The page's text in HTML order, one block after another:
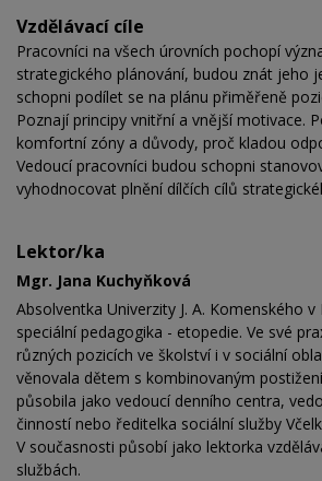
Vzdělávací cíle
Pracovníci na všech úrovních pochopí
strategického plánování, budou znát jeho
schopni podílet se na plánu přiměřeně
Poznají principy vnitřní a vnější motivace.
komfortní zóny a důvody, proč kladou
Vedoucí pracovníci budou schopni
vyhodnocovat plnění dílčích cílů
Lektor/ka
Mgr. Jana Kuchyňková
Absolventka Univerzity J. A. Komenského
speciální pedagogika - etopedie. Ve své
různých pozicích ve školství i v sociální
věnovala dětem s kombinovaným
působila jako vedoucí denního centra,
činností nebo ředitelka sociální služby
V současnosti působí jako lektorka
službách.